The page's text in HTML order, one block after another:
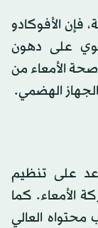
فإن الأفوكادو
على دهون
الأمعاء من
الهضمي.
على تنظيم
الأمعاء. كما
محتواه العالي